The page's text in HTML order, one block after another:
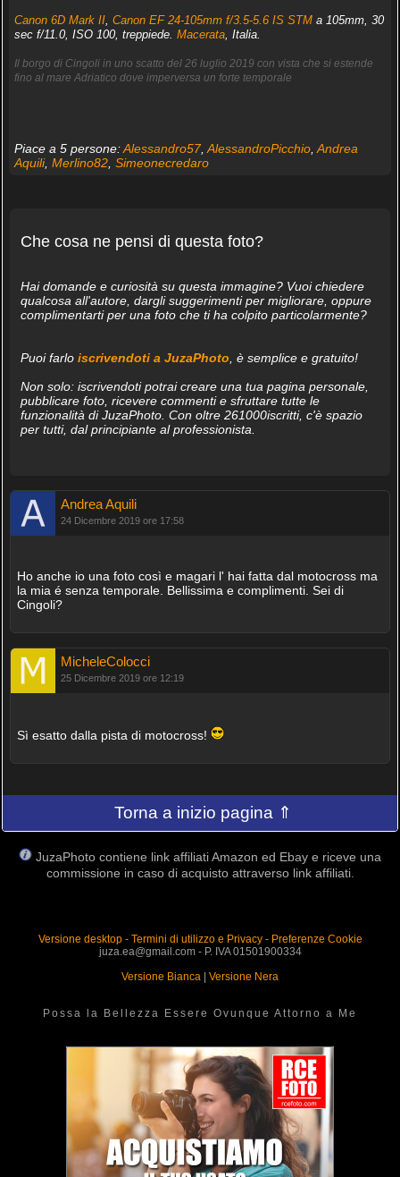
Canon 6D Mark II, Canon EF 24-105mm f/3.5-5.6 IS STMa 105mm, 30
sec f/11.0, ISO 100, treppiede. Macerata, Italia.
Il borgo di Cingoli in uno scatto del 26 luglio 2019 con vista che si estende
fino al mare Adriatico dove imperversa un forte temporale
Piace a 5 persone:Alessandro57, AlessandroPicchio, Andrea
Aquili, Merlino82, Simeonecredaro
Che cosa ne pensi di questa foto?
Hai domande e curiosità su questa immagine? Vuoi chiedere
qualcosa all'autore, dargli suggerimenti per migliorare, oppure
complimentarti per una foto che ti ha colpito particolarmente?
Puoi farlo iscrivendoti a JuzaPhoto , è semplice e gratuito!
Non solo: iscrivendoti potrai creare una tua pagina personale,
pubblicare foto, ricevere commenti e sfruttare tutte le
funzionalità di JuzaPhoto. Con oltre 261000iscritti, c'è spazio
per tutti, dal principiante al professionista.
Andrea Aquili
24 Dicembre 2019 ore 17:58
Ho anche io una foto così e magari l' hai fatta dal motocross ma
la mia é senza temporale. Bellissima e complimenti. Sei di
Cingoli?
MicheleColocci
25 Dicembre 2019 ore 12:19
Sì esatto dalla pista di motocross!
Torna a inizio pagina ⇑
JuzaPhoto contiene link affiliati Amazon ed Ebay e riceve una
commissione in caso di acquisto attraverso link affiliati.
Versione desktop- Termini di utilizzo e Privacy- Preferenze Cookie
juza.ea@gmail.com - P. IVA 01501900334
Versione Bianca
Versione Nera
Possa la Bellezza Essere Ovunque Attorno a Me